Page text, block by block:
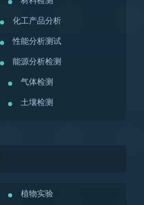
化工产品分析
性能分析测试
能源分析检测
气体检测
土壤检测
植物实验